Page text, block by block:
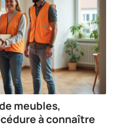
meubles,
à connaître